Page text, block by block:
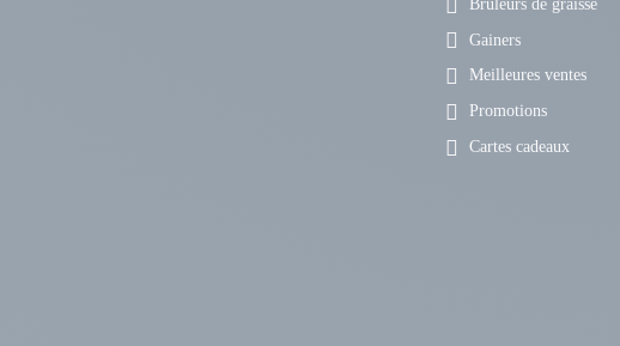
Brûleurs de graisse
Gainers
Meilleures ventes
Promotions
Cartes cadeaux